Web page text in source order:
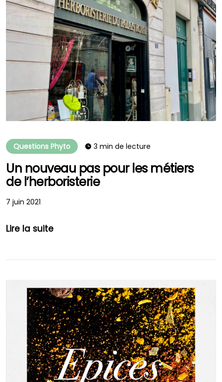
Questions Phyto 3 min de lecture
Un nouveau pas pour les métiers
de l’herboristerie
7 juin 2021
Lire la suite